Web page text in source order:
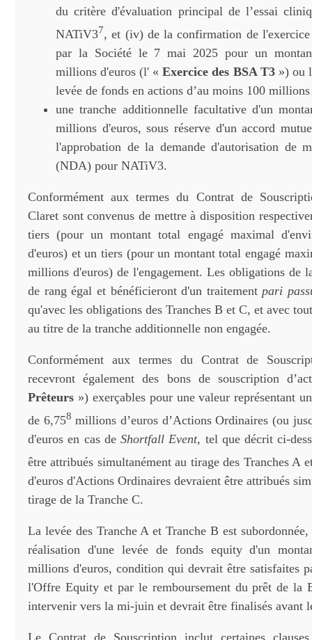
du critère d'évaluation principal de l’essai
NATiV37, et (iv) de la confirmation de
par la Société le 7 mai 2025 pour un
millions d'euros (l' «Exercice des BSA T3 ») ou
levée de fonds en actions d’au moins 100 millions
une tranche additionnelle facultative d'un
millions d'euros, sous réserve d'un accord
l'approbation de la demande d'autorisation de
(NDA) pour NATiV3.
Conformément aux termes du Contrat de
Claret sont convenus de mettre à disposition
tiers (pour un montant total engagé maximal
d'euros) et un tiers (pour un montant total engagé
millions d'euros) de l'engagement. Les obligations de
de rang égal et bénéficieront d'un traitementpari
qu'avec les obligations des Tranches B et C, et avec
au titre de la tranche additionnelle non engagée.
Conformément aux termes du Contrat de
recevront également des bons de souscription
Prêteurs ») exerçables pour une valeur représentant
de 6,758 millions d’euros d’Actions Ordinaires (ou
d'euros en cas deShortfall Event, tel que décrit ci-
être attribués simultanément au tirage des Tranches A
d'euros d'Actions Ordinaires devraient être attribués
tirage de la Tranche C.
La levée des Tranche A et Tranche B est
réalisation d'une levée de fonds equity d'un
millions d'euros, condition qui devrait être satisfaites
l'Offre Equity et par le remboursement du prêt de la
intervenir vers la mi-juin et devrait être finalisés avant
Le Contrat de Souscription inclut certaines